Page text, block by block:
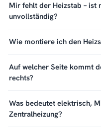
Mir fehlt der Heizstab – ist
unvollständig?
Wie montiere ich den
Auf welcher Seite kommt
rechts?
Was bedeutet elektrisch,
Zentralheizung?